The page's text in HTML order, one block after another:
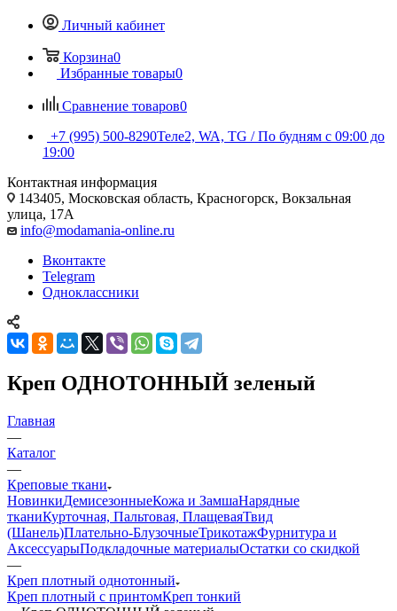
Личный кабинет
Корзина0
Избранные товары0
Сравнение товаров0
+7 (995) 500-8290Теле2, WA, TG / По будням c 09:00 до
19:00
Контактная информация
143405, Московская область, Красногорск, Вокзальная
улица, 17А
info@modamania-online.ru
Вконтакте
Telegram
Одноклассники
Креп ОДНОТОННЫЙ зеленый
Главная
—
Каталог
—
Креповые ткани
НовинкиДемисезонныеКожа и ЗамшаНарядные
тканиКурточная, Пальтовая, ПлащеваяТвид
(Шанель)Плательно-БлузочныеТрикотажФурнитура и
АксессуарыПодкладочные материалыОстатки со скидкой
—
Креп плотный однотонный
Креп плотный с принтомКреп тонкий